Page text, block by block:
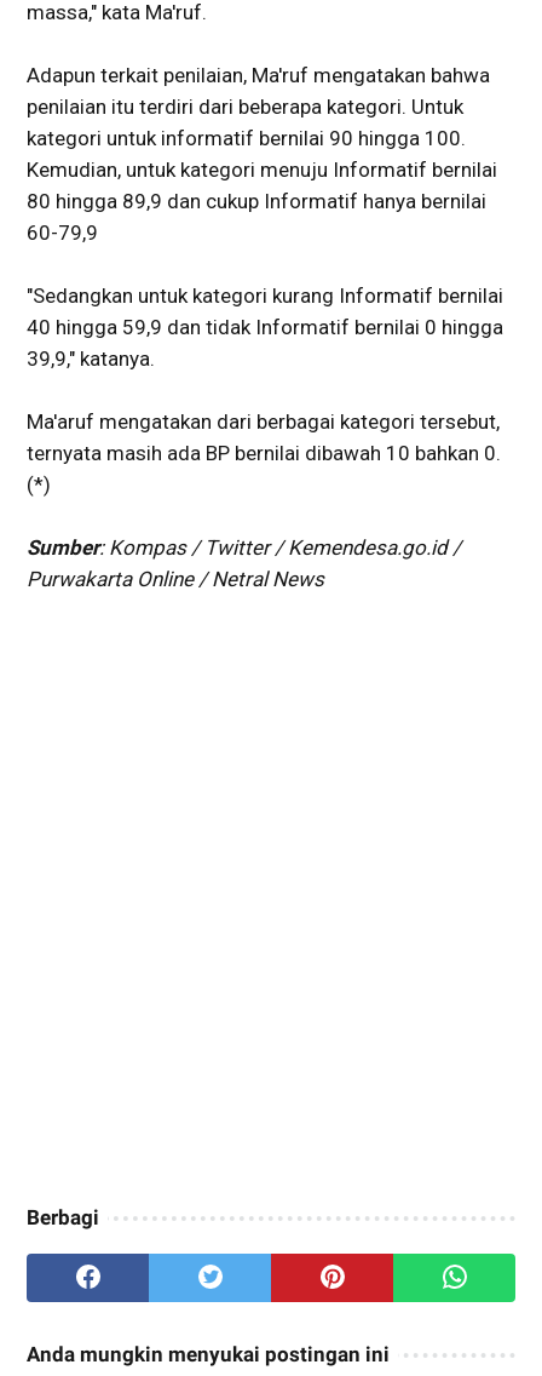
massa," kata Ma'ruf.
Adapun terkait penilaian, Ma'ruf mengatakan bahwa
penilaian itu terdiri dari beberapa kategori. Untuk
kategori untuk informatif bernilai 90 hingga 100.
Kemudian, untuk kategori menuju Informatif bernilai
80 hingga 89,9 dan cukup Informatif hanya bernilai
60-79,9
"Sedangkan untuk kategori kurang Informatif bernilai
40 hingga 59,9 dan tidak Informatif bernilai 0 hingga
39,9," katanya.
Ma'aruf mengatakan dari berbagai kategori tersebut,
ternyata masih ada BP bernilai dibawah 10 bahkan 0.
(*)
Sumber: Kompas / Twitter / Kemendesa.go.id /
Purwakarta Online / Netral News
Berbagi
Anda mungkin menyukai postingan ini